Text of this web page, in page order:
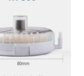
water
sets for
water
to large-